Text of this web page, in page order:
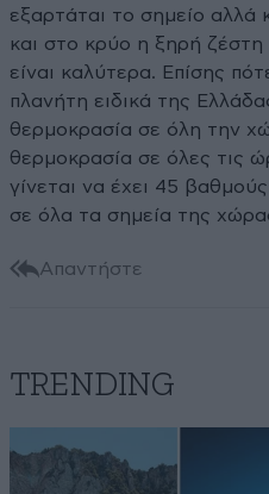
εξαρτάται το σημείο αλλά
και στο κρύο η ξηρή
είναι καλύτερα. Επίσης
πλανήτη ειδικά της
θερμοκρασία σε όλη την
θερμοκρασία σε όλες τις
γίνεται να έχει 45
σε όλα τα σημεία της
Απαντήστε
TRENDING